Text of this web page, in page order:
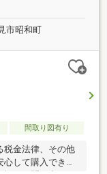
市昭和町
間取り図有り
税金法律、その他
して購入できる